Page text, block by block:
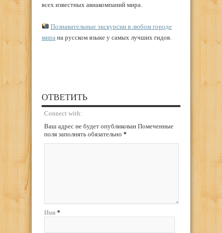
всех известных авиакомпаний мира.
Познавательные экскурсии в любом городе
мира на русском языке у самых лучших гидов.
ОТВЕТИТЬ
Connect with:
Ваш адрес не будет опубликован Помеченные
поля заполнять обязательно *
Имя *